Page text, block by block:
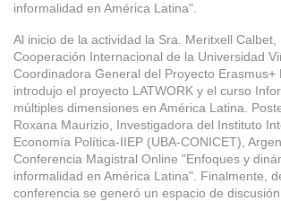
informalidad en América Latina".
Al inicio de la actividad la Sra. Meritxell Calbet,
Cooperación Internacional de la Universidad
Coordinadora General del Proyecto Erasmus+
introdujo el proyecto LATWORK y el curso
múltiples dimensiones en América Latina.
Roxana Maurizio, Investigadora del Instituto
Economía Política-IIEP (UBA-CONICET),
Conferencia Magistral Online "Enfoques y
informalidad en América Latina". Finalmente,
conferencia se generó un espacio de